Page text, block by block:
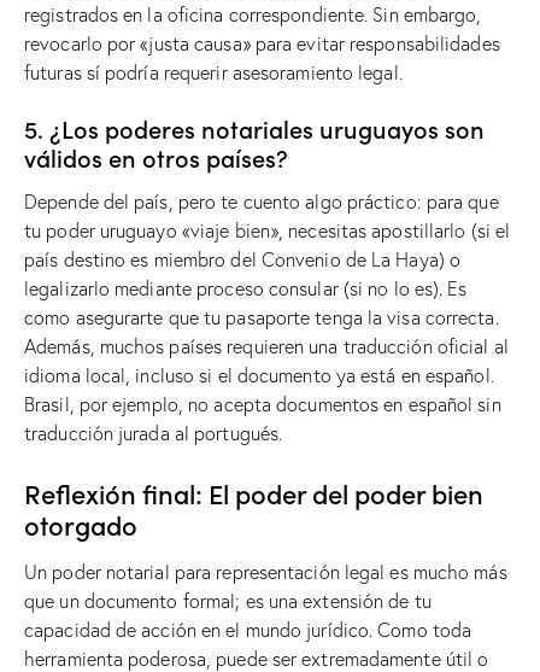
registrados en la oficina correspondiente. Sin embargo,
revocarlo por «justa causa» para evitar responsabilidades
futuras sí podría requerir asesoramiento legal.
5. ¿Los poderes notariales uruguayos son
válidos en otros países?
Depende del país, pero te cuento algo práctico: para que
tu poder uruguayo «viaje bien», necesitas apostillarlo (si el
país destino es miembro del Convenio de La Haya) o
legalizarlo mediante proceso consular (si no lo es). Es
como asegurarte que tu pasaporte tenga la visa correcta.
Además, muchos países requieren una traducción oficial al
idioma local, incluso si el documento ya está en español.
Brasil, por ejemplo, no acepta documentos en español sin
traducción jurada al portugués.
Reflexión final: El poder del poder bien
otorgado
Un poder notarial para representación legal es mucho más
que un documento formal; es una extensión de tu
capacidad de acción en el mundo jurídico. Como toda
herramienta poderosa, puede ser extremadamente útil o